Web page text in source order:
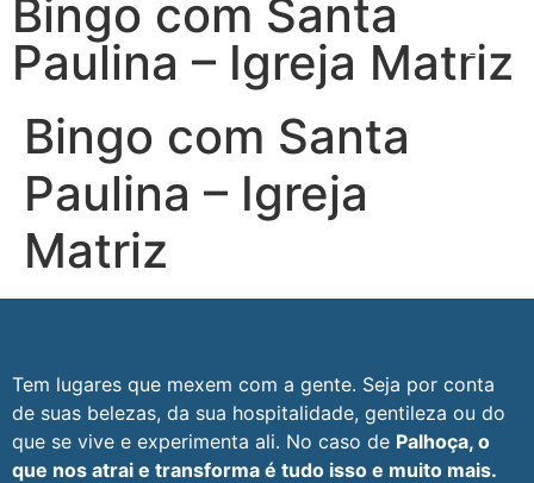
Bingo com Santa
Paulina – Igreja Matriz
Bingo com Santa
Paulina – Igreja
Matriz
Tem lugares que mexem com a gente. Seja por conta
de suas belezas, da sua hospitalidade, gentileza ou do
que se vive e experimenta ali. No caso de Palhoça, o
que nos atrai e transforma é tudo isso e muito mais.